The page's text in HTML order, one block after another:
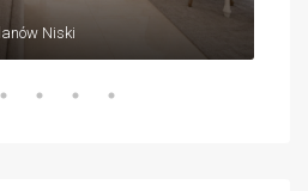
Niski